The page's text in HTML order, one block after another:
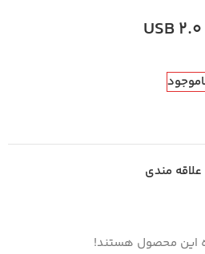
مندی
این محصول هستند!